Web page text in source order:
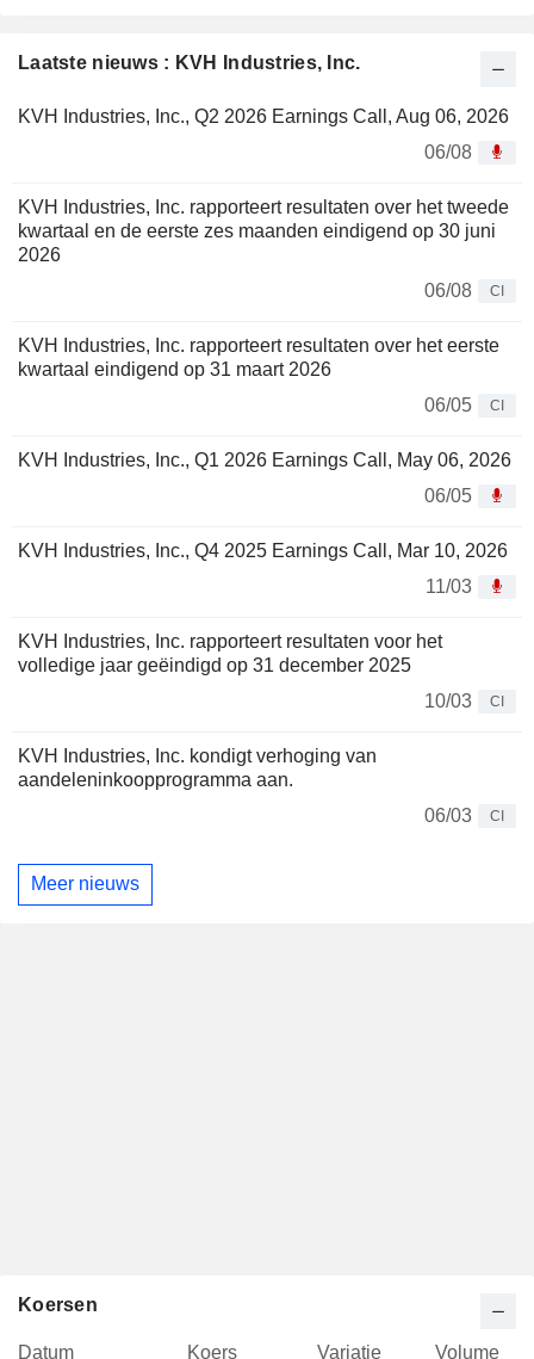
Laatste nieuws : KVH Industries, Inc.
KVH Industries, Inc., Q2 2026 Earnings Call, Aug 06, 2026
06/08
KVH Industries, Inc. rapporteert resultaten over het tweede
kwartaal en de eerste zes maanden eindigend op 30 juni
2026
06/08
CI
KVH Industries, Inc. rapporteert resultaten over het eerste
kwartaal eindigend op 31 maart 2026
06/05
CI
KVH Industries, Inc., Q1 2026 Earnings Call, May 06, 2026
06/05
KVH Industries, Inc., Q4 2025 Earnings Call, Mar 10, 2026
11/03
KVH Industries, Inc. rapporteert resultaten voor het
volledige jaar geëindigd op 31 december 2025
10/03
CI
KVH Industries, Inc. kondigt verhoging van
aandeleninkoopprogramma aan.
06/03
CI
Meer nieuws
Koersen
Datum Koers Variatie Volume